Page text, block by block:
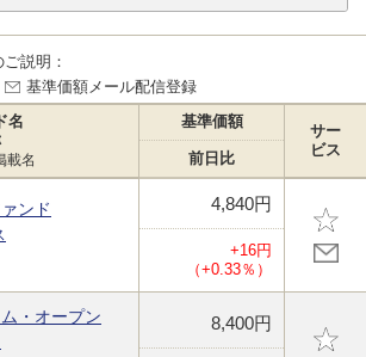
説明：
基準価額メール配信登録
名
載名
基準価額
サー
ビス
前日比
ンド 4,840円
+16円
（+0.33％）
・オープン
8,400円